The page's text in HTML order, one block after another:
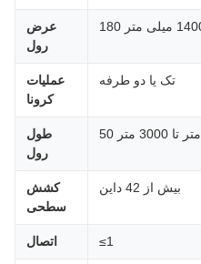
عرض
رول
عملیات
کرونا
تک یا دو طرفه
طول
رول
50 متر تا 3000 متر
کشش
سطحی
بیش از 42 داین
اتصال ≤1